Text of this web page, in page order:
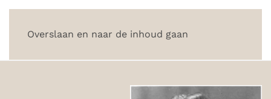
Overslaan en naar de inhoud gaan